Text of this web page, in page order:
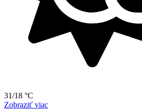
31/18 °C
Zobraziť viac